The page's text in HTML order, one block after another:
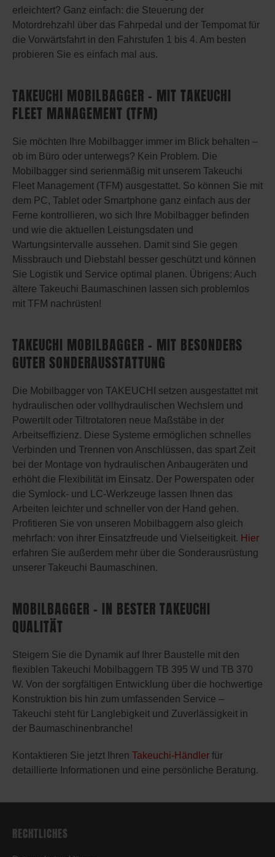
erleichtert? Ganz einfach: die Steuerung der
Motordrehzahl über das Fahrpedal und der Tempomat für
die Vorwärtsfahrt in den Fahrstufen 1 bis 4. Am besten
probieren Sie es einfach mal aus.
TAKEUCHI MOBILBAGGER – MIT TAKEUCHI
FLEET MANAGEMENT (TFM)
Sie möchten Ihre Mobilbagger immer im Blick behalten –
ob im Büro oder unterwegs? Kein Problem. Die
Mobilbagger sind serienmäßig mit unserem Takeuchi
Fleet Management (TFM) ausgestattet. So können Sie mit
dem PC, Tablet oder Smartphone ganz einfach aus der
Ferne kontrollieren, wo sich Ihre Mobilbagger befinden
und wie die aktuellen Leistungsdaten und
Wartungsintervalle aussehen. Damit sind Sie gegen
Missbrauch und Diebstahl besser geschützt und können
Sie Logistik und Service optimal planen. Übrigens: Auch
ältere Takeuchi Baumaschinen lassen sich problemlos
mit TFM nachrüsten!
TAKEUCHI MOBILBAGGER – MIT BESONDERS
GUTER SONDERAUSSTATTUNG
Die Mobilbagger von TAKEUCHI setzen ausgestattet mit
hydraulischen oder vollhydraulischen Wechslern und
Powertilt oder Tiltrotatoren neue Maßstäbe in der
Arbeitseffizienz. Diese Systeme ermöglichen schnelles
Verbinden und Trennen von Anschlüssen, das spart Zeit
bei der Montage von hydraulischen Anbaugeräten und
erhöht die Flexibilität im Einsatz. Der Powerspaten oder
die Symlock- und LC-Werkzeuge lassen Ihnen das
Arbeiten leichter und schneller von der Hand gehen.
Profitieren Sie von unseren Mobilbaggern also gleich
mehrfach: von ihrer Einsatzfreude und Vielseitigkeit. Hier
erfahren Sie außerdem mehr über die Sonderausrüstung
unserer Takeuchi Baumaschinen.
MOBILBAGGER – IN BESTER TAKEUCHI
QUALITÄT
Steigern Sie die Dynamik auf Ihrer Baustelle mit den
flexiblen Takeuchi Mobilbaggern TB 395 W und TB 370
W. Von der sorgfältigen Entwicklung über die hochwertige
Konstruktion bis hin zum umfassenden Service –
Takeuchi steht für Langlebigkeit und Zuverlässigkeit in
der Baumaschinenbranche!
Kontaktieren Sie jetzt Ihren Takeuchi-Händler für
detaillierte Informationen und eine persönliche Beratung.
RECHTLICHES